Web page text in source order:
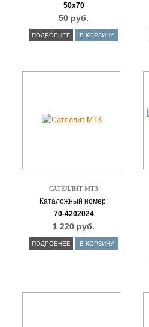
50х70
50 руб.
ПОДРОБНЕЕ В КОРЗИНУ
САТЕЛЛИТ МТЗ
Каталожный номер:
70-4202024
1 220 руб.
ПОДРОБНЕЕ В КОРЗИНУ